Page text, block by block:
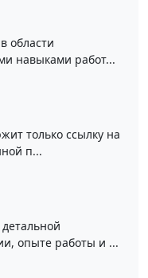
области
навыками работ...
только ссылку на
п...
опыте работы и ...